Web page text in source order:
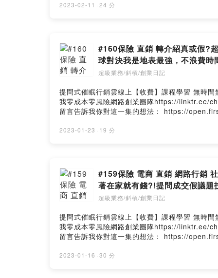
2023-02-11 · 24 分
#160保險 直銷 轉介紹真或假?
球對決我是地表最強，不浪費時
超級業務/斜槓/創業日記
提問式催眠行銷雲線上【收費】課程學習 無時
我零成本零風險網路創業團隊https://linktr.ee/
留言告訴我你對這一集的想法： https://
2023-01-23 · 19 分
#159保險 電商 直銷 網路行銷
著在家就有錢?!提問成交假議題
超級業務/斜槓/創業日記
提問式催眠行銷雲線上【收費】課程學習 無時
我零成本零風險網路創業團隊https://linktr.ee/
留言告訴我你對這一集的想法： https://
2023-01-16 · 30 分